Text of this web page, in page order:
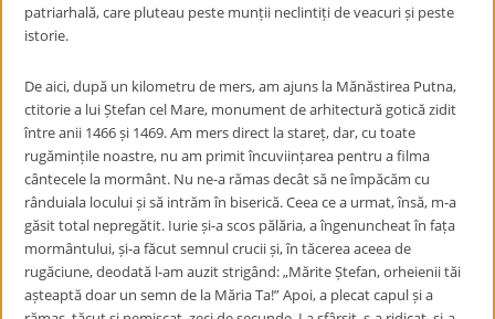
patriarhală, care pluteau peste munții neclintiți de veacuri și peste
istorie.
De aici, după un kilometru de mers, am ajuns la Mănăstirea Putna,
ctitorie a lui Ștefan cel Mare, monument de arhitectură gotică zidit
între anii 1466 și 1469. Am mers direct la stareț, dar, cu toate
rugămințile noastre, nu am primit încuviințarea pentru a filma
cântecele la mormânt. Nu ne-a rămas decât să ne împăcăm cu
rânduiala locului și să intrăm în biserică. Ceea ce a urmat, însă, m-a
găsit total nepregătit. Iurie și-a scos pălăria, a îngenuncheat în fața
mormântului, și-a făcut semnul crucii și, în tăcerea aceea de
rugăciune, deodată l-am auzit strigând: „Mărite Ștefan, orheienii tăi
așteaptă doar un semn de la Măria Ta!” Apoi, a plecat capul și a